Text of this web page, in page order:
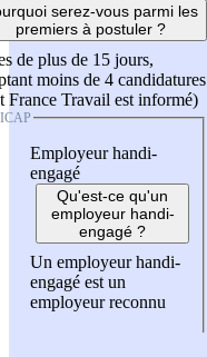
serez-vous parmi les
premiers à postuler ?
de plus de 15 jours,
moins de 4 candidatures
France Travail est informé)
Employeur handi-
engagé
Qu'est-ce qu'un
employeur handi-
engagé ?
Un employeur handi-
engagé est un
employeur reconnu